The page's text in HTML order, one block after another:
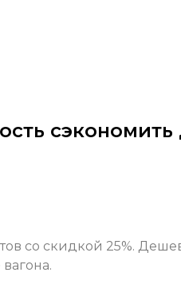
сэкономить
со скидкой 25%.